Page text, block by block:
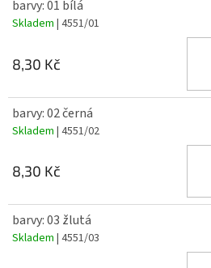
barvy: 01 bílá
Skladem | 4551/01
8,30 Kč
barvy: 02 černá
Skladem | 4551/02
8,30 Kč
barvy: 03 žlutá
Skladem | 4551/03